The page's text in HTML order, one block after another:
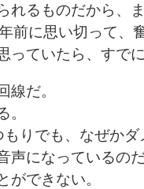
れるものだから、
前に思い切って、
っていたら、すで
線だ。
。
りでも、なぜかダ
声になっているのだ
ができない。